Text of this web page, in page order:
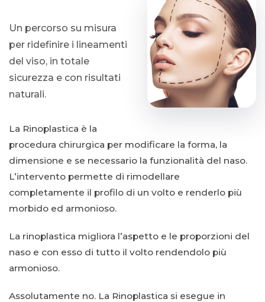
Un percorso su misura
per ridefinire i lineamenti
del viso, in totale
sicurezza e con risultati
naturali.
La Rinoplastica è la
procedura chirurgica per modificare la forma, la
dimensione e se necessario la funzionalità del naso.
L’intervento permette di rimodellare
completamente il profilo di un volto e renderlo più
morbido ed armonioso.
La rinoplastica migliora l’aspetto e le proporzioni del
naso e con esso di tutto il volto rendendolo più
armonioso.
Assolutamente no. La Rinoplastica si esegue in